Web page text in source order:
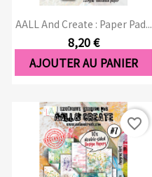
AALL And Create : Paper Pad...
8,20 €
AJOUTER AU PANIER
favorite_border